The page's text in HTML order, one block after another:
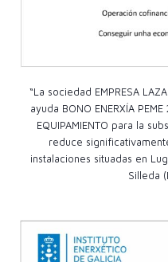
“La sociedad EMPRESA
ayuda BONO ENERXÍA
EQUIPAMIENTO para la
reduce
instalaciones situadas en
Silleda